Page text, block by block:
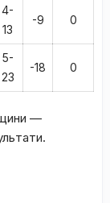
4-
13
-9 0
5-
23
-18 0
—